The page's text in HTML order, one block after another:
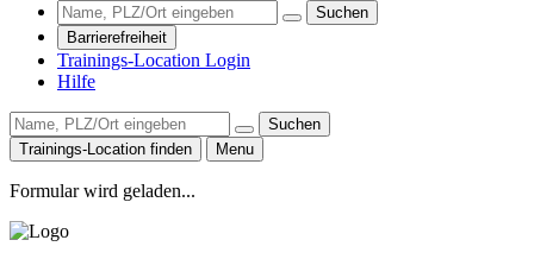
Suchen
Barrierefreiheit
Trainings-Location Login
Hilfe
Suchen
Trainings-Location finden
Menu
Formular wird geladen...